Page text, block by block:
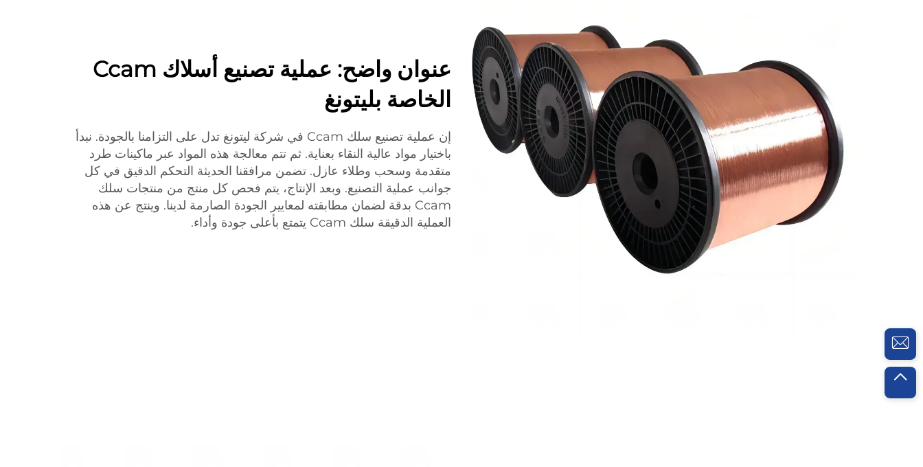
عنوان واضح: عملية تصنيع أسلاك Ccam
الخاصة بليتونغ
إن عملية تصنيع سلك Ccam في شركة ليتونغ تدل على التزامنا بالجودة. نبدأ
باختيار مواد عالية النقاء بعناية. ثم تتم معالجة هذه المواد عبر ماكينات طرد
متقدمة وسحب وطلاء عازل. تضمن مرافقنا الحديثة التحكم الدقيق في كل
جوانب عملية التصنيع. وبعد الإنتاج، يتم فحص كل منتج من منتجات سلك
Ccam بدقة لضمان مطابقته لمعايير الجودة الصارمة لدينا. وينتج عن هذه
العملية الدقيقة سلك Ccam يتمتع بأعلى جودة وأداء.